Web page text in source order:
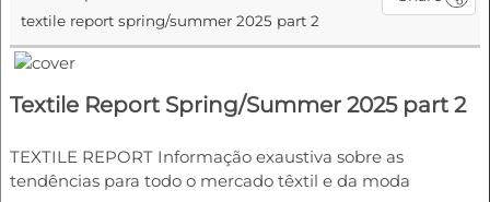
textile report spring/summer 2025 part 2
Textile Report Spring/Summer 2025 part 2
TEXTILE REPORT Informação exaustiva sobre as
tendências para todo o mercado têxtil e da moda